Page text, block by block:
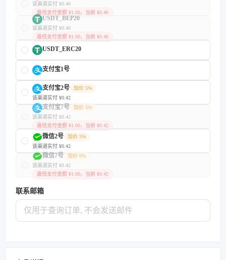
该渠道实付 ¥0.40
最低支付金额 ¥1.00，当前 ¥0.40
USDT_BEP20
该渠道实付 ¥0.40
最低支付金额 ¥1.00，当前 ¥0.40
USDT_ERC20
支付宝1号
支付宝2号
加价 5%
该渠道实付 ¥0.42
支付宝7号
加价 5%
该渠道实付 ¥0.42
最低支付金额 ¥1.00，当前 ¥0.42
微信2号
加价 5%
该渠道实付 ¥0.42
微信7号
加价 6%
该渠道实付 ¥0.42
最低支付金额 ¥1.00，当前 ¥0.42
联系邮箱